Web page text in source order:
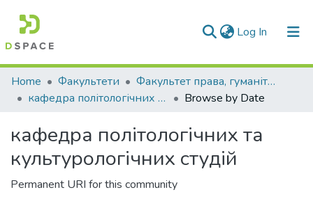
Log In (current)
Communities & Collections
All of DSpace
Home Факультети
Факультет права, гуманітарних і соціальних наук
кафедра політологічних та культурологічних студій
Browse by Date
кафедра політологічних та
культурологічних студій
Permanent URI for this community